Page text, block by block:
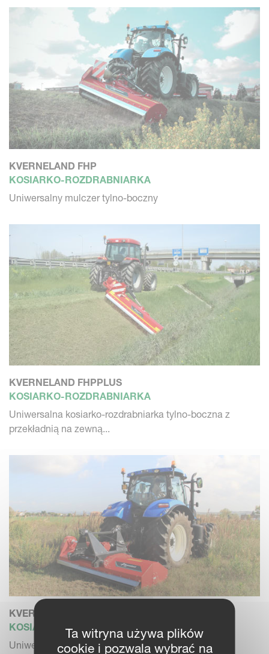
KVERNELAND FHP
KOSIARKO-ROZDRABNIARKA
Uniwersalny mulczer tylno-boczny
KVERNELAND FHPPLUS
KOSIARKO-ROZDRABNIARKA
Uniwersalna kosiarko-rozdrabniarka tylno-boczna z
przekładnią na zewną...
KVERNELAND FRO
KOSIARKO-ROZDRABNIARKA
Uniwersalny - do rozdrabniania trawy, pastwisk,
Ta witryna używa plików
cookie i pozwala wybrać na